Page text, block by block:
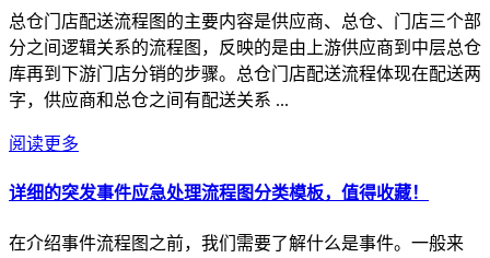
总仓门店配送流程图的主要内容是供应商、总仓、门店三个部
分之间逻辑关系的流程图，反映的是由上游供应商到中层总仓
库再到下游门店分销的步骤。总仓门店配送流程体现在配送两
字，供应商和总仓之间有配送关系 ...
阅读更多
详细的突发事件应急处理流程图分类模板，值得收藏！
在介绍事件流程图之前，我们需要了解什么是事件。一般来